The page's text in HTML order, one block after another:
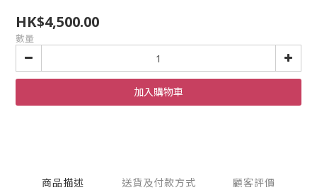
HK$4,500.00
數量
加入購物車
商品描述 送貨及付款方式 顧客評價